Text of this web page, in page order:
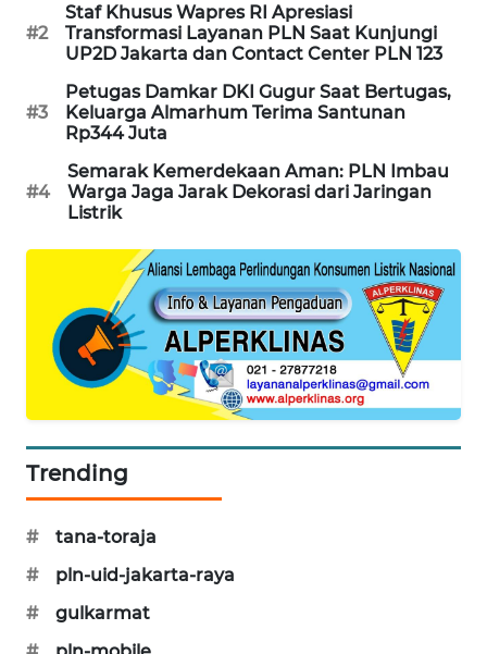
#2
Staf Khusus Wapres RI Apresiasi
Transformasi Layanan PLN Saat Kunjungi
UP2D Jakarta dan Contact Center PLN 123
#3
Petugas Damkar DKI Gugur Saat Bertugas,
Keluarga Almarhum Terima Santunan
Rp344 Juta
#4
Semarak Kemerdekaan Aman: PLN Imbau
Warga Jaga Jarak Dekorasi dari Jaringan
Listrik
Trending
#
tana-toraja
#
pln-uid-jakarta-raya
#
gulkarmat
JAKARTA
NEWS
KRT
NEWS
KARING
NEWS
HUMBANG
NEWS
GARONGGANG
NEWS
FISUELRI
ENERGI
NEWS